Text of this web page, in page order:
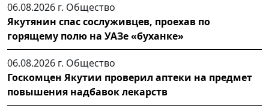
06.08.2026 г. Общество
Якутянин спас сослуживцев, проехав по
горящему полю на УАЗе «буханке»
06.08.2026 г. Общество
Госкомцен Якутии проверил аптеки на предмет
повышения надбавок лекарств